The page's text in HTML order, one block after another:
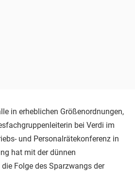
in erheblichen Größenordnungen,
bei Verdi im
und Personalrätekonferenz in
hat mit der dünnen
Folge des Sparzwangs der